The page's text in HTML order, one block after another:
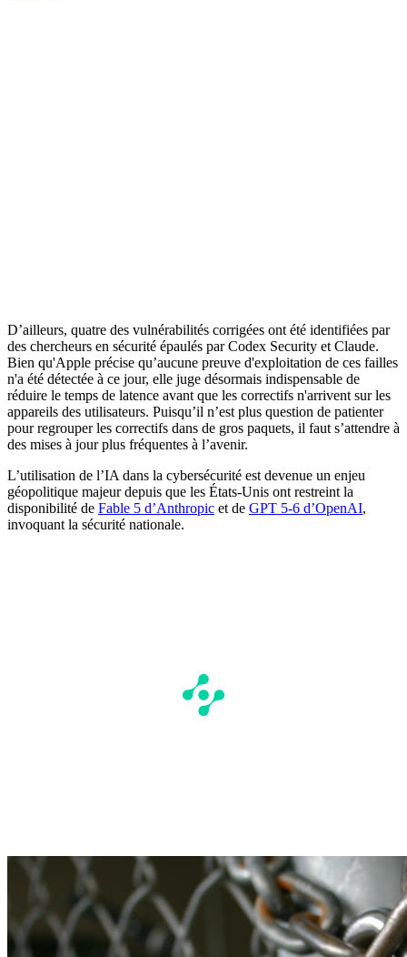
D’ailleurs, quatre des vulnérabilités corrigées ont été identifiées par
des chercheurs en sécurité épaulés par Codex Security et Claude.
Bien qu'Apple précise qu’aucune preuve d'exploitation de ces failles
n'a été détectée à ce jour, elle juge désormais indispensable de
réduire le temps de latence avant que les correctifs n'arrivent sur les
appareils des utilisateurs. Puisqu’il n’est plus question de patienter
pour regrouper les correctifs dans de gros paquets, il faut s’attendre à
des mises à jour plus fréquentes à l’avenir.
L’utilisation de l’IA dans la cybersécurité est devenue un enjeu
géopolitique majeur depuis que les États-Unis ont restreint la
disponibilité de Fable 5 d’Anthropic et de GPT 5-6 d’OpenAI,
invoquant la sécurité nationale.